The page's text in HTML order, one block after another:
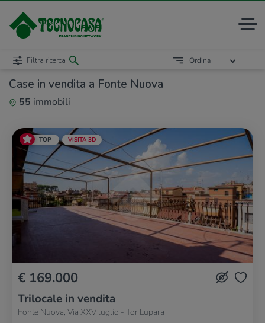
Case in vendita a Fonte Nuova
55 immobili
Filtra ricerca Ordina
TOP VISITA 3D
€ 169.000
Trilocale in vendita
Fonte Nuova, Via XXV luglio - Tor Lupara